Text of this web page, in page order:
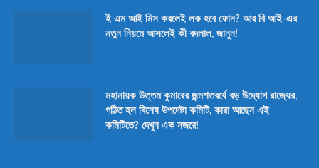
ই এম আই মিস করলেই লক হবে ফোন? আর বি আই-এর
নতুন নিয়মে আসলেই কী বদলাল, জানুন!
মহানায়ক উত্তম কুমারের জন্মশতবর্ষে বড় উদ্যোগ রাজ্যের,
গঠিত হল বিশেষ উপদেষ্টা কমিটি, কারা আছেন এই
কমিটিতে? দেখুন এক নজরে!